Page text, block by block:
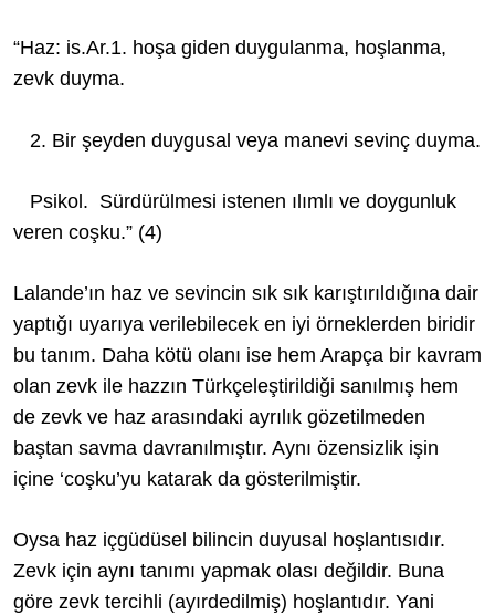
“Haz: is.Ar.1. hoşa giden duygulanma, hoşlanma,
zevk duyma.
2. Bir şeyden duygusal veya manevi sevinç duyma.
Psikol. Sürdürülmesi istenen ılımlı ve doygunluk
veren coşku.” (4)
Lalande’ın haz ve sevincin sık sık karıştırıldığına dair
yaptığı uyarıya verilebilecek en iyi örneklerden biridir
bu tanım. Daha kötü olanı ise hem Arapça bir kavram
olan zevk ile hazzın Türkçeleştirildiği sanılmış hem
de zevk ve haz arasındaki ayrılık gözetilmeden
baştan savma davranılmıştır. Aynı özensizlik işin
içine ‘coşku’yu katarak da gösterilmiştir.
Oysa haz içgüdüsel bilincin duyusal hoşlantısıdır.
Zevk için aynı tanımı yapmak olası değildir. Buna
göre zevk tercihli (ayırdedilmiş) hoşlantıdır. Yani